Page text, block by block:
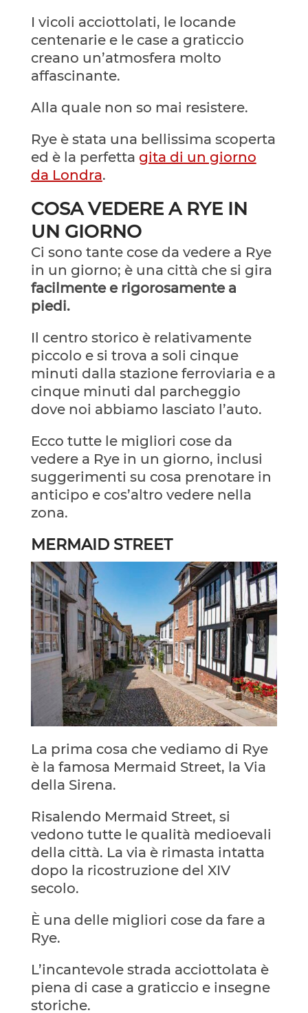
I vicoli acciottolati, le locande
centenarie e le case a graticcio
creano un’atmosfera molto
affascinante.
Alla quale non so mai resistere.
Rye è stata una bellissima scoperta
ed è la perfetta gita di un giorno
da Londra.
COSA VEDERE A RYE IN
UN GIORNO
Ci sono tante cose da vedere a Rye
in un giorno; è una città che si gira
facilmente e rigorosamente a
piedi.
Il centro storico è relativamente
piccolo e si trova a soli cinque
minuti dalla stazione ferroviaria e a
cinque minuti dal parcheggio
dove noi abbiamo lasciato l’auto.
Ecco tutte le migliori cose da
vedere a Rye in un giorno, inclusi
suggerimenti su cosa prenotare in
anticipo e cos’altro vedere nella
zona.
MERMAID STREET
La prima cosa che vediamo di Rye
è la famosa Mermaid Street, la Via
della Sirena.
Risalendo Mermaid Street, si
vedono tutte le qualità medioevali
della città. La via è rimasta intatta
dopo la ricostruzione del XIV
secolo.
È una delle migliori cose da fare a
Rye.
L’incantevole strada acciottolata è
piena di case a graticcio e insegne
storiche.